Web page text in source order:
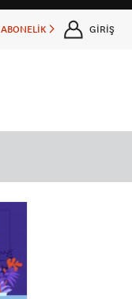
ABONELİK GİRİŞ